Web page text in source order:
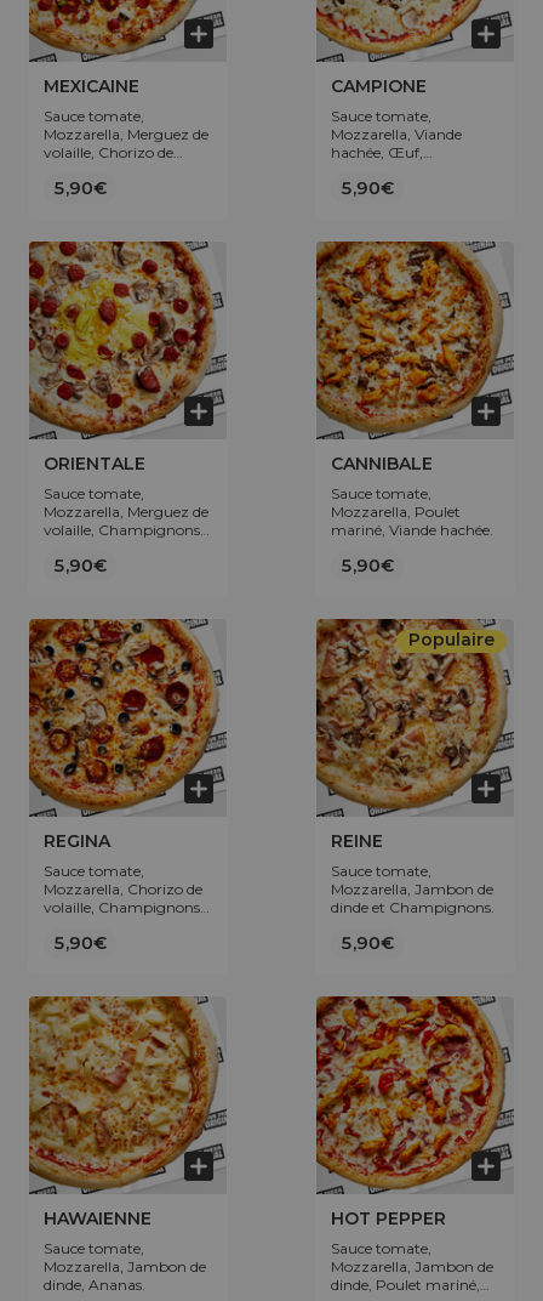
MEXICAINE
Sauce tomate,
Mozzarella, Merguez de
volaille, Chorizo de
Olives.
5,90€
CAMPIONE
Sauce tomate,
Mozzarella, Viande
hachée, Œuf,
5,90€
ORIENTALE
Sauce tomate,
Mozzarella, Merguez de
volaille, Champignons,
5,90€
CANNIBALE
Sauce tomate,
Mozzarella, Poulet
mariné, Viande hachée.
5,90€
REGINA
Sauce tomate,
Mozzarella, Chorizo de
volaille, Champignons,
5,90€
REINE
Sauce tomate,
Mozzarella, Jambon de
dinde et Champignons.
5,90€
Populaire
HAWAIENNE
Sauce tomate,
Mozzarella, Jambon de
dinde, Ananas.
HOT PEPPER
Sauce tomate,
Mozzarella, Jambon de
dinde, Poulet mariné,